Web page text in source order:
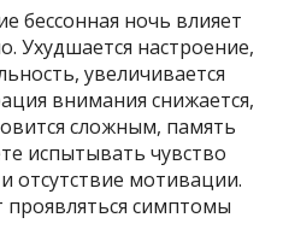
бессонная ночь влияет
Ухудшается настроение,
увеличивается
внимания снижается,
сложным, память
испытывать чувство
отсутствие мотивации.
проявляться симптомы